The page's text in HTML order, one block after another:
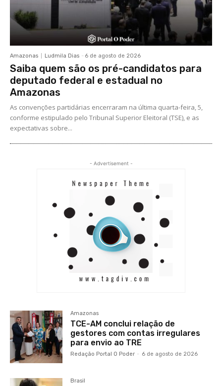
Amazonas Ludmila Dias - 6 de agosto de 2026
Saiba quem são os pré-candidatos para
deputado federal e estadual no
Amazonas
As convenções partidárias encerraram na última quarta-feira, 5,
conforme estipulado pelo Tribunal Superior Eleitoral (TSE), e as
expectativas sobre...
- Advertisement -
Amazonas
TCE-AM conclui relação de
gestores com contas irregulares
para envio ao TRE
Redação Portal O Poder - 6 de agosto de 2026
Brasil